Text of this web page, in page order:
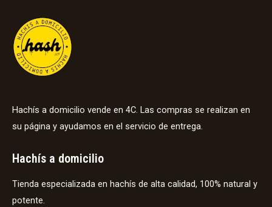
Hachís a domicilio vende en 4C. Las compras se realizan en
su página y ayudamos en el servicio de entrega.
Hachís a domicilio
Tienda especializada en hachís de alta calidad, 100% natural y
potente.